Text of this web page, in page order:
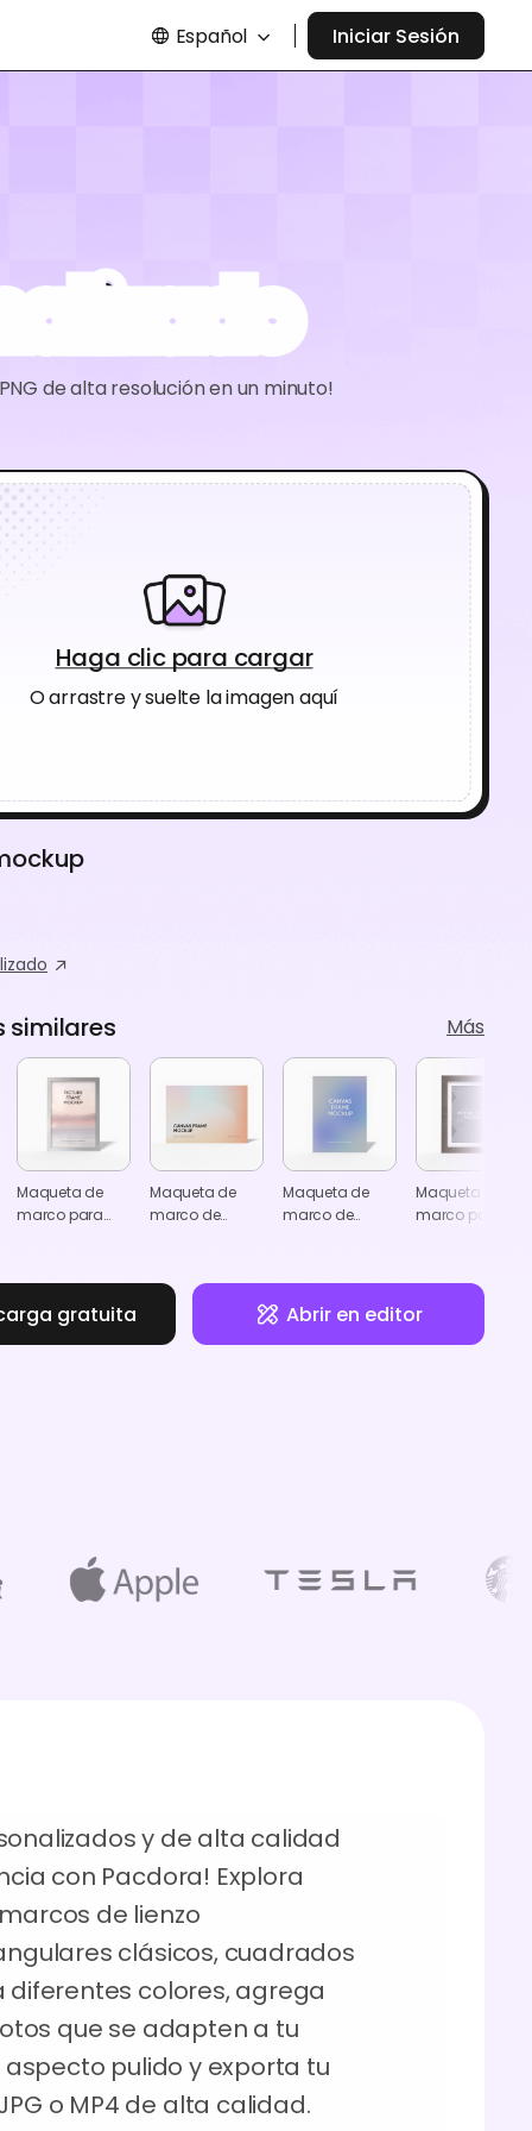
Español Iniciar Sesión
de alta resolución en un minuto!
Haga clic para cargar
O arrastre y suelte la imagen aquí
similares Más
Maqueta de
marco para
Maqueta de
marco de
Maqueta de
marco de
Maqueta de
marco para
gratuita Abrir en editor
y de alta calidad
con Pacdora! Explora
de lienzo
clásicos, cuadrados
diferentes colores, agrega
que se adapten a tu
pulido y exporta tu
o MP4 de alta calidad.